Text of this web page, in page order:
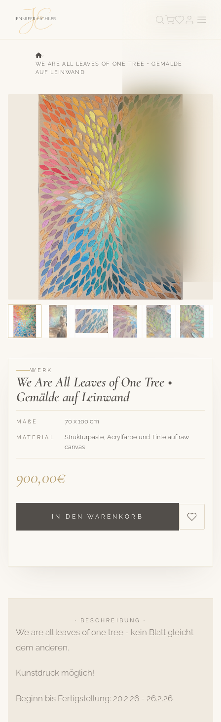
›
WE ARE ALL LEAVES OF ONE TREE • GEMÄLDE
AUF LEINWAND
WERK
We Are All Leaves of One Tree •
Gemälde auf Leinwand
MAẞE 70 x 100 cm
MATERIAL
Strukturpaste, Acrylfarbe und Tinte auf raw
canvas
900,00€
IN DEN WARENKORB
· BESCHREIBUNG ·
We are all leaves of one tree - kein Blatt gleicht
dem anderen.
Kunstdruck möglich!
Beginn bis Fertigstellung: 20.2.26 - 26.2.26